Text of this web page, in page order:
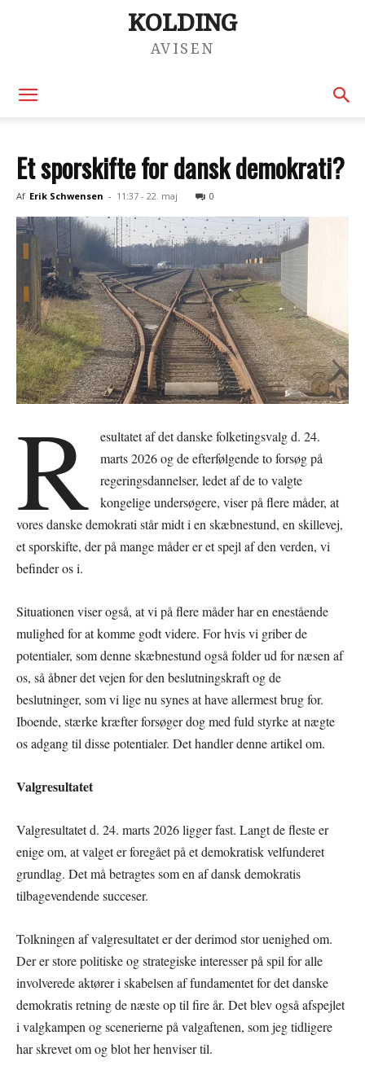
KOLDING
AVISEN
Et sporskifte for dansk demokrati?
Af Erik Schwensen - 11:37 - 22. maj 0
R
esultatet af det danske folketingsvalg d. 24.
marts 2026 og de efterfølgende to forsøg på
regeringsdannelser, ledet af de to valgte
kongelige undersøgere, viser på flere måder, at
vores danske demokrati står midt i en skæbnestund, en skillevej,
et sporskifte, der på mange måder er et spejl af den verden, vi
befinder os i.
Situationen viser også, at vi på flere måder har en enestående
mulighed for at komme godt videre. For hvis vi griber de
potentialer, som denne skæbnestund også folder ud for næsen af
os, så åbner det vejen for den beslutningskraft og de
beslutninger, som vi lige nu synes at have allermest brug for.
Iboende, stærke kræfter forsøger dog med fuld styrke at nægte
os adgang til disse potentialer. Det handler denne artikel om.
Valgresultatet
Valgresultatet d. 24. marts 2026 ligger fast. Langt de fleste er
enige om, at valget er foregået på et demokratisk velfunderet
grundlag. Det må betragtes som en af dansk demokratis
tilbagevendende succeser.
Tolkningen af valgresultatet er der derimod stor uenighed om.
Der er store politiske og strategiske interesser på spil for alle
involverede aktører i skabelsen af fundamentet for det danske
demokratis retning de næste op til fire år. Det blev også afspejlet
i valgkampen og scenerierne på valgaftenen, som jeg tidligere
har skrevet om og blot her henviser til.